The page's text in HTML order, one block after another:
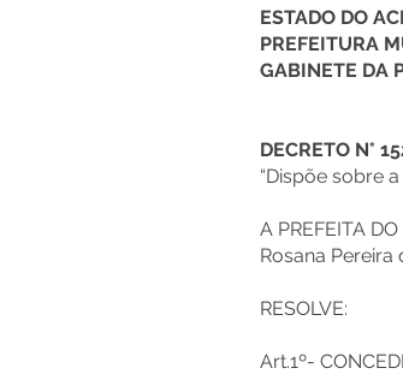
ESTADO DO
PREFEITURA
GABINETE DA
DECRETO N°
“Dispõe sobre
A PREFEITA
Rosana Pereira
RESOLVE:
Art.1º-